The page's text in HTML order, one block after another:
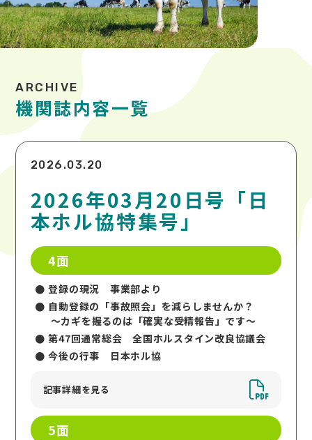
機関誌内容一覧
2026.03.20
2026年03月20日号「日
本ホル協特集号」
4面
登録の現況 事業部より
自動登録の「事故照会」を減らしませんか？
～カギを握るのは「確実な受精報告」です～
第47回通常総会 全国ホルスタイン改良協議会
今後の行事 日本ホル協
記事詳細を見る
5面